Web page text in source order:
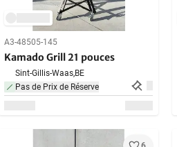
A3-48505-145
Kamado Grill 21 pouces
Sint-Gillis-Waas,BE
Pas de Prix de Réserve